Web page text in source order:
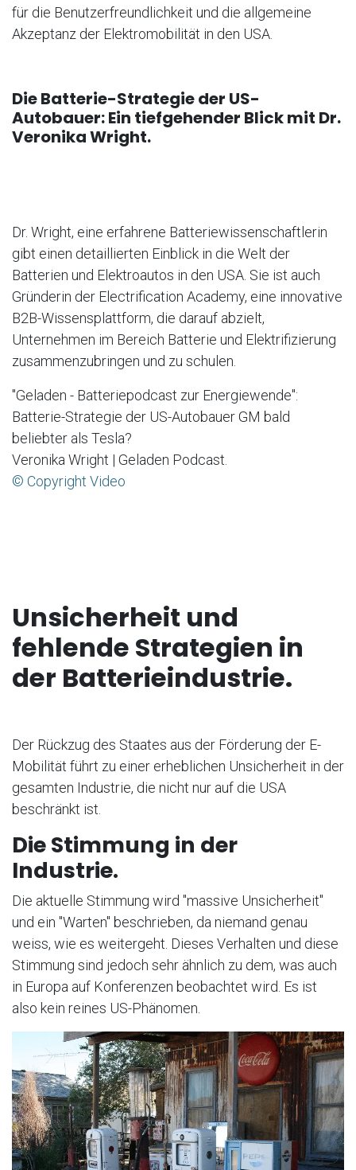
für die Benutzerfreundlichkeit und die allgemeine
Akzeptanz der Elektromobilität in den USA.
Die Batterie-Strategie der US-
Autobauer: Ein tiefgehender Blick mit Dr.
Veronika Wright.
Dr. Wright, eine erfahrene Batteriewissenschaftlerin
gibt einen detaillierten Einblick in die Welt der
Batterien und Elektroautos in den USA. Sie ist auch
Gründerin der Electrification Academy, eine innovative
B2B-Wissensplattform, die darauf abzielt,
Unternehmen im Bereich Batterie und Elektrifizierung
zusammenzubringen und zu schulen.
"Geladen - Batteriepodcast zur Energiewende":
Batterie-Strategie der US-Autobauer GM bald
beliebter als Tesla?
Veronika Wright | Geladen Podcast.
© Copyright Video
Unsicherheit und
fehlende Strategien in
der Batterieindustrie.
Der Rückzug des Staates aus der Förderung der E-
Mobilität führt zu einer erheblichen Unsicherheit in der
gesamten Industrie, die nicht nur auf die USA
beschränkt ist.
Die Stimmung in der
Industrie.
Die aktuelle Stimmung wird "massive Unsicherheit"
und ein "Warten" beschrieben, da niemand genau
weiss, wie es weitergeht. Dieses Verhalten und diese
Stimmung sind jedoch sehr ähnlich zu dem, was auch
in Europa auf Konferenzen beobachtet wird. Es ist
also kein reines US-Phänomen.